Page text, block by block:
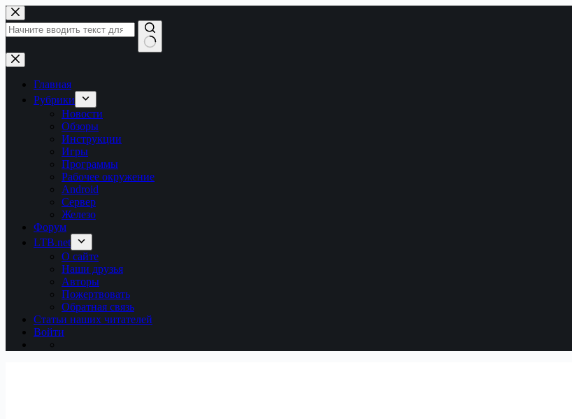
Перейти
к
сути
Ничего
не
найденоГлавная
Рубрики
Новости
Обзоры
Инструкции
Игры
Программы
Рабочее окружение
Android
Сервер
Железо
Форум
LTB.net
О сайте
Наши друзья
Авторы
Пожертвовать
Обратная связь
Статьи наших читателей
Войти